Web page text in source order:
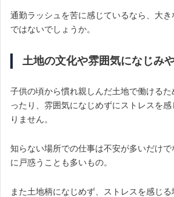
通勤ラッシュを苦に感じているなら、大
ではないでしょうか。
土地の文化や雰囲気になじみ
子供の頃から慣れ親しんだ土地で働ける
ったり、雰囲気になじめずにストレスを
りません。
知らない場所での仕事は不安が多いだけ
に戸惑うことも多いもの。
また土地柄になじめず、ストレスを感じる